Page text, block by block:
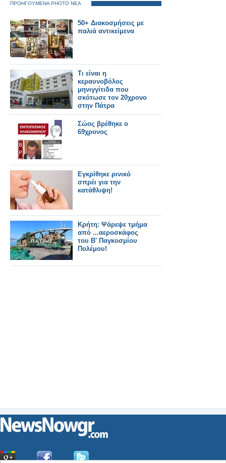
ΠΡΟΗΓΟΥΜΕΝΑ PHOTO ΝΕΑ
50+ Διακοσμήσεις με
παλιά αντικείμενα
Τι είναι η
κεραυνοβόλος
μηνιγγίτιδα που
σκότωσε τον 20χρονο
στην Πάτρα
Σώος βρέθηκε ο
69χρονος
Εγκρίθηκε ρινικό
σπρέι για την
κατάθλιψη!
Κρήτη: Ψάρεψε τμήμα
από ...αεροσκάφος
του Β' Παγκοσμίου
Πολέμου!